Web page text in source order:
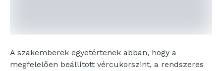
A szakemberek egyetértenek abban, hogy a
megfelelően beállított vércukorszint, a rendszeres